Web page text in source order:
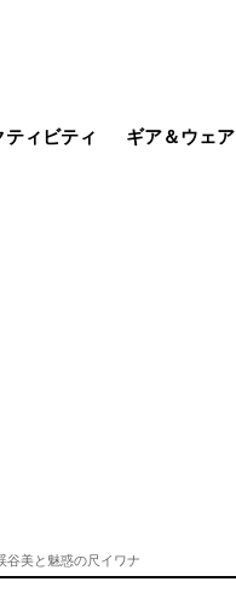
ティビティ ギア＆ウェア
谷美と魅惑の尺イワナ